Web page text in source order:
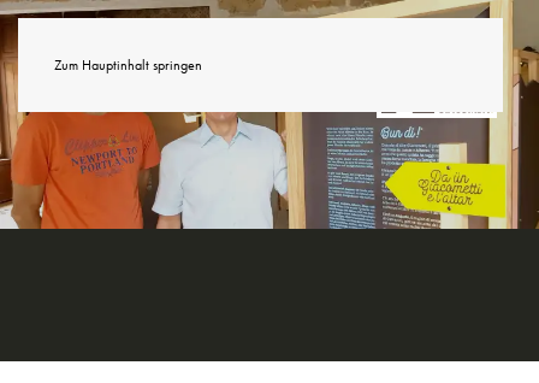
Zum Hauptinhalt springen